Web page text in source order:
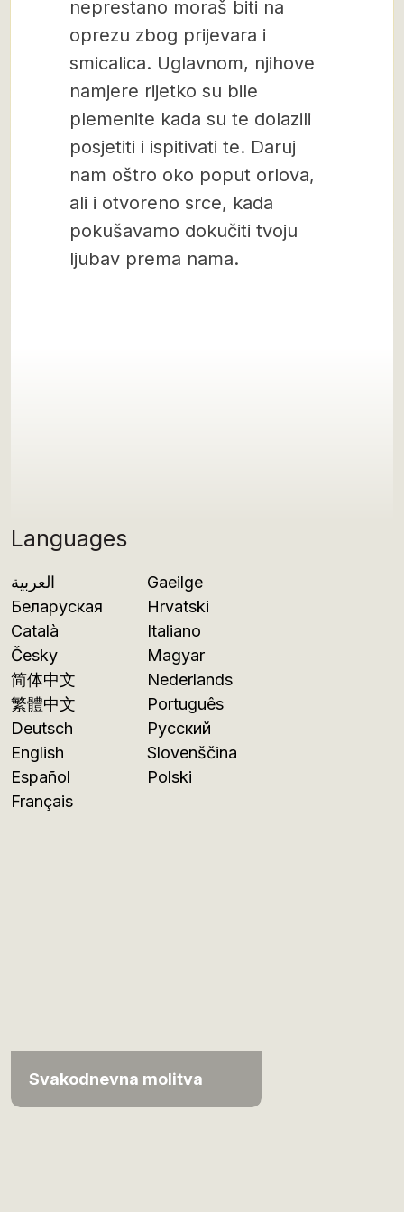
Languages
العربية
Беларуская
Català
Česky
简体中文
繁體中文
Deutsch
English
Español
Français
Gaeilge
Hrvatski
Italiano
Magyar
Nederlands
Português
Русский
Slovenščina
Polski
Svakodnevna molitva
neprestano moraš biti na
oprezu zbog prijevara i
smicalica. Uglavnom, njihove
namjere rijetko su bile
plemenite kada su te dolazili
posjetiti i ispitivati te. Daruj
nam oštro oko poput orlova,
ali i otvoreno srce, kada
pokušavamo dokučiti tvoju
ljubav prema nama.